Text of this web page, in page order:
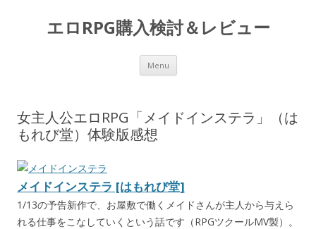
エロRPG購入検討＆レビュー
Menu Skip to content
女主人公エロRPG「メイドインステラ」（は
もれび堂）体験版感想
メイドインステラ [はもれび堂]
1/13の予告新作で、お屋敷で働くメイドさんが主人から与えら
れる仕事をこなしていくという話です（RPGツクールMV製）。